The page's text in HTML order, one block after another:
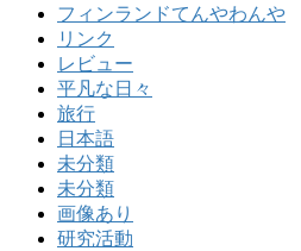
フィンランドてんやわんや
リンク
レビュー
平凡な日々
旅行
日本語
未分類
未分類
画像あり
研究活動